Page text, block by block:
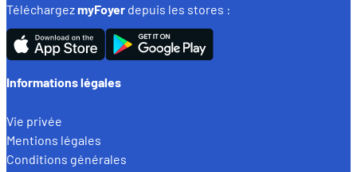
TéléchargezmyFoyer depuis les stores :
Informations légales
Vie privée
Mentions légales
Conditions générales